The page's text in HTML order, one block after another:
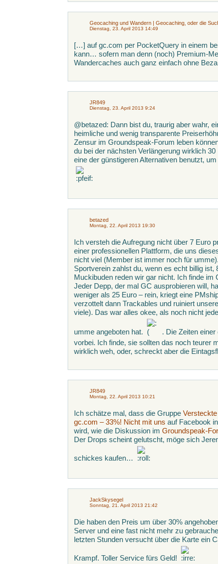
Geocaching und Wandern | Geocaching, oder die
Dienstag, 23. April 2013 14:49
[…] auf gc.com per PocketQuery in einem
kann… sofern man denn (noch) Premium-
Wandercaches auch ganz einfach ohne
JR849
Dienstag, 23. April 2013 9:24
@betazed: Dann bist du, traurig aber wahr,
heimliche und wenig transparente
Zensur im Groundspeak-Forum leben
du bei der nächsten Verlängerung wirklich
eine der günstigeren Alternativen benutzt,
betazed
Montag, 22. April 2013 19:30
Ich versteh die Aufregung nicht über 7 Euro
einer professionellen Plattform, die uns
nicht viel (Member ist immer noch für
Sportverein zahlst du, wenn es echt billig ist,
Muckibuden reden wir gar nicht. Ich finde im
Jeder Depp, der mal GC ausprobieren will,
weniger als 25 Euro – rein, kriegt eine
verzottelt dann Trackables und ruiniert
viele). Das war alles okee, als noch nicht
umme angeboten hat.
. Die Zeiten
vorbei. Ich finde, sie sollten das noch teurer
wirklich weh, oder, schreckt aber die
JR849
Montag, 22. April 2013 10:21
Ich schätze mal, dass die Gruppe
gc.com – 33%! Nicht mit uns auf Facebook
wird, wie die Diskussion im Groundspeak-
Der Drops scheint gelutscht, möge sich
schickes kaufen…
JackSkysegel
Sonntag, 21. April 2013 21:42
Die haben den Preis um über 30%
Server und eine fast nicht mehr zu
letzten Stunden versucht über die Karte ein
Krampf. Toller Service fürs Geld!